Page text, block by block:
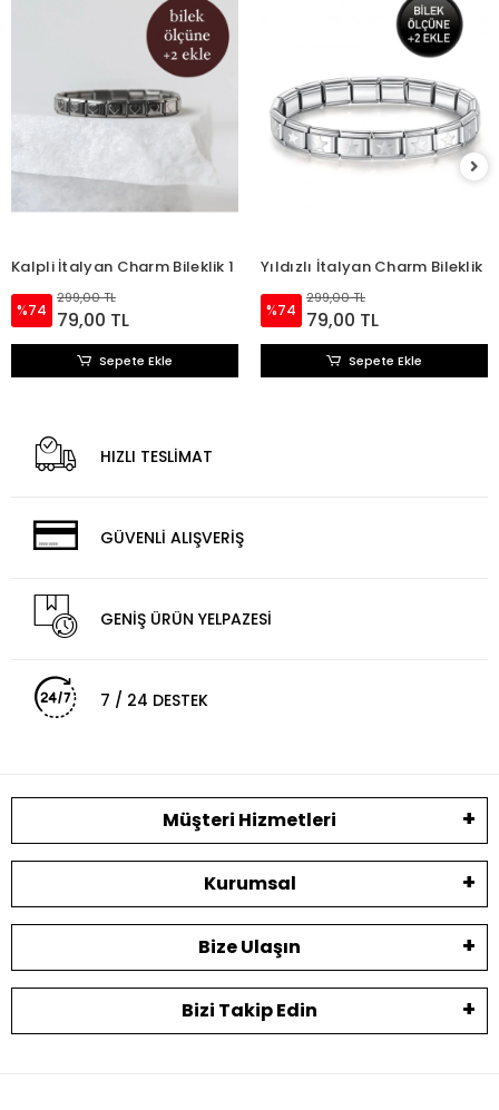
Kalpli İtalyan Charm Bileklik 1
%74
299,00 TL
79,00 TL
Sepete Ekle
Yıldızlı İtalyan Charm Bileklik
%74
299,00 TL
79,00 TL
Sepete Ekle
HIZLI TESLİMAT
GÜVENLİ ALIŞVERİŞ
GENİŞ ÜRÜN YELPAZESİ
7 / 24 DESTEK
Müşteri Hizmetleri
Kurumsal
Bize Ulaşın
Bizi Takip Edin